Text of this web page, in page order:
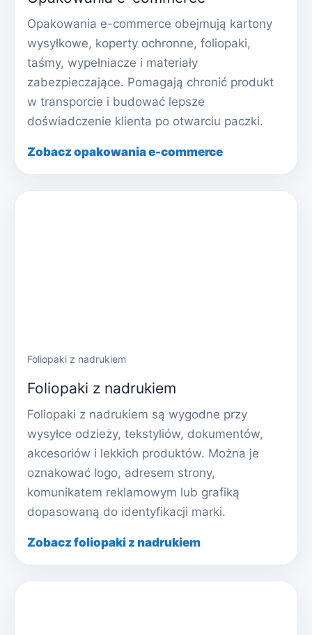
Opakowania e-commerce obejmują kartony
wysyłkowe, koperty ochronne, foliopaki,
taśmy, wypełniacze i materiały
zabezpieczające. Pomagają chronić produkt
w transporcie i budować lepsze
doświadczenie klienta po otwarciu paczki.
Zobacz opakowania e-commerce
Foliopaki z nadrukiem
Foliopaki z nadrukiem
Foliopaki z nadrukiem są wygodne przy
wysyłce odzieży, tekstyliów, dokumentów,
akcesoriów i lekkich produktów. Można je
oznakować logo, adresem strony,
komunikatem reklamowym lub grafiką
dopasowaną do identyfikacji marki.
Zobacz foliopaki z nadrukiem